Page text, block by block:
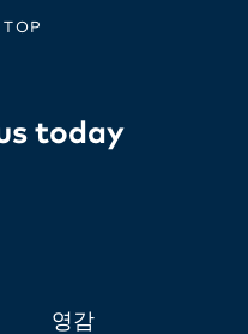
TOP
today​
영감